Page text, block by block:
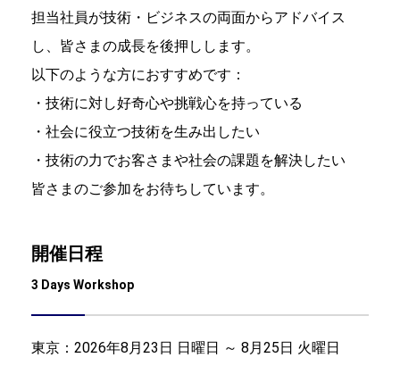
担当社員が技術・ビジネスの両面からアドバイス
し、皆さまの成長を後押しします。
以下のような方におすすめです：
・技術に対し好奇心や挑戦心を持っている
・社会に役立つ技術を生み出したい
・技術の力でお客さまや社会の課題を解決したい
皆さまのご参加をお待ちしています。
開催日程
3 Days Workshop
東京： 2026年8月23日 日曜日 ～ 8月25日 火曜日